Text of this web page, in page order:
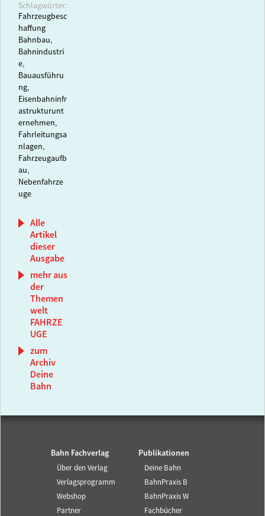
Schlagwörter:
Fahrzeugbesc
haffung
Bahnbau,
Bahnindustri
e,
Bauausführu
ng,
Eisenbahninfr
astrukturunt
ernehmen,
Fahrleitungsa
nlagen,
Fahrzeugaufb
au,
Nebenfahrze
uge
Alle
Artikel
dieser
Ausgabe
mehr aus
der
Themen
welt
FAHRZE
UGE
zum
Archiv
Deine
Bahn
Bahn Fachverlag
Über den Verlag
Verlagsprogramm
Webshop
Partner
Publikationen
Deine Bahn
BahnPraxis B
BahnPraxis W
Fachbücher